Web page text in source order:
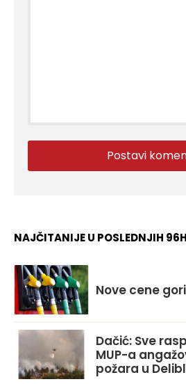
NAJČITANIJE U POSLEDNJIH 96H
Nove cene
Dačić: Sve
MUP-a
požara u